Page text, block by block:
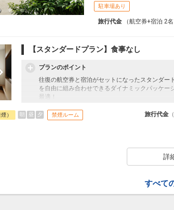
駐車場あり
旅行代金 （航空券+宿泊 2
【スタンダードプラン】食事なし
プランのポイント
往復の航空券と宿泊がセットになったスタンダー
を自由に組み合わせできるダイナミックパッケー
最適！
フライトは、安心のJAL（またはJALグループ）
オプションでレンタカーや現地交通・体験プラ
） 朝 昼 夕 禁煙ルーム 旅行代金
詳
すべて